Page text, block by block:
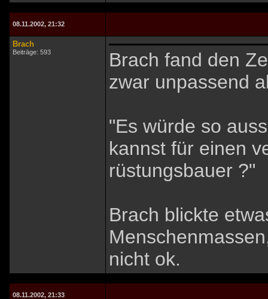
08.11.2002, 21:32
Brach
Beiträge: 593
Brach fand den
zwar unpassend
"Es würde so
kannst für einen
rüstungsbauer ?"
Brach blickte
nicht ok.
08.11.2002, 21:33